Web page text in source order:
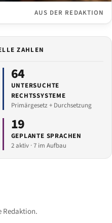
AUS DER REDAKTION
ZAHLEN
64
UNTERSUCHTE
RECHTSSYSTEME
Primärgesetz + Durchsetzung
19
GEPLANTE SPRACHEN
2 aktiv · 7 im Aufbau
Redaktion.